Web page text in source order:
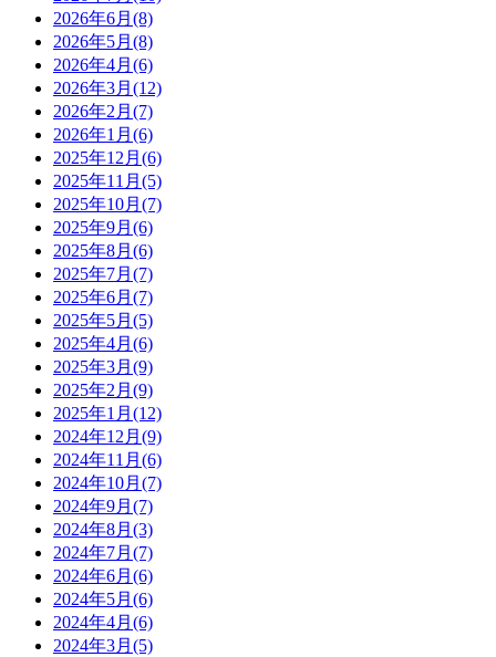
2026年6月(8)
2026年5月(8)
2026年4月(6)
2026年3月(12)
2026年2月(7)
2026年1月(6)
2025年12月(6)
2025年11月(5)
2025年10月(7)
2025年9月(6)
2025年8月(6)
2025年7月(7)
2025年6月(7)
2025年5月(5)
2025年4月(6)
2025年3月(9)
2025年2月(9)
2025年1月(12)
2024年12月(9)
2024年11月(6)
2024年10月(7)
2024年9月(7)
2024年8月(3)
2024年7月(7)
2024年6月(6)
2024年5月(6)
2024年4月(6)
2024年3月(5)